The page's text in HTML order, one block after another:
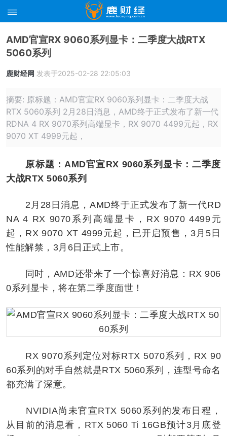
AMD官宣RX 9060系列显卡：二季度大战RTX
5060系列
鹿财经网 发表于2025-02-28 22:05:03
摘要: 原标题：AMD官宣RX 9060系列显卡：二季度大战
RTX 5060系列 2月28日消息，AMD终于正式发布了新一代
RDNA 4 RX 9070系列高端显卡，RX 9070 4499元起，RX
9070 XT 4999元起，
原标题：AMD官宣RX 9060系列显卡：二季度
大战RTX 5060系列
2月28日消息，AMD终于正式发布了新一代RD
NA 4 RX 9070系列高端显卡，RX 9070 4499元
起，RX 9070 XT 4999元起，已开启预售，3月5日
性能解禁，3月6日正式上市。
同时，AMD还带来了一个惊喜好消息：RX 906
0系列显卡，将在第二季度面世！
RX 9070系列定位对标RTX 5070系列，RX 90
60系列的对手自然就是RTX 5060系列，连型号命名
都充满了深意。
NVIDIA尚未官宣RTX 5060系列的发布日程，
从目前的消息看，RTX 5060 Ti 16GB预计3月底登